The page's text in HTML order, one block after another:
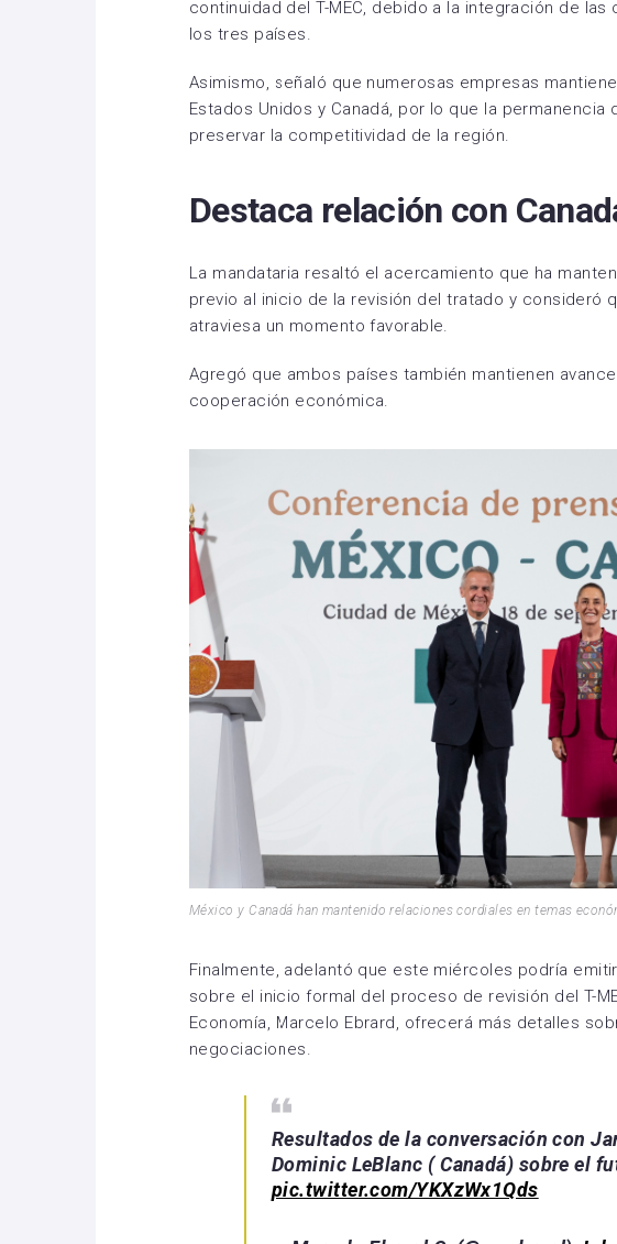
continuidad del T-MEC, debido a la integración de
los tres países.
Asimismo, señaló que numerosas empresas
Estados Unidos y Canadá, por lo que la permanencia
preservar la competitividad de la región.
Destaca relación con
La mandataria resaltó el acercamiento que ha
previo al inicio de la revisión del tratado y consideró
atraviesa un momento favorable.
Agregó que ambos países también mantienen
cooperación económica.
México y Canadá han mantenido relaciones cordiales en temas
Finalmente, adelantó que este miércoles podría
sobre el inicio formal del proceso de revisión del T-
Economía, Marcelo Ebrard, ofrecerá más detalles
negociaciones.
Resultados de la conversación con
Dominic LeBlanc ( Canadá) sobre el
pic.twitter.com/YKXzWx1Qds